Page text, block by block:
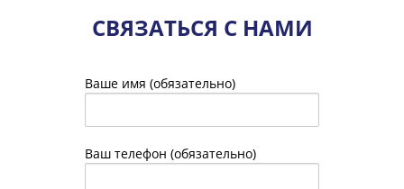
СВЯЗАТЬСЯ С НАМИ
Ваше имя (обязательно)
Ваш телефон (обязательно)